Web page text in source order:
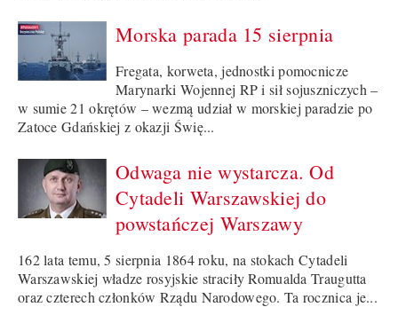
Morska parada 15 sierpnia
Fregata, korweta, jednostki pomocnicze
Marynarki Wojennej RP i sił sojuszniczych –
w sumie 21 okrętów – wezmą udział w morskiej paradzie po
Zatoce Gdańskiej z okazji Świę...
Odwaga nie wystarcza. Od
Cytadeli Warszawskiej do
powstańczej Warszawy
162 lata temu, 5 sierpnia 1864 roku, na stokach Cytadeli
Warszawskiej władze rosyjskie straciły Romualda Traugutta
oraz czterech członków Rządu Narodowego. Ta rocznica je...